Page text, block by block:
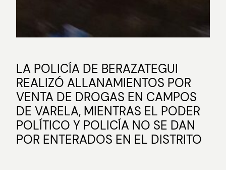
LA POLICÍA DE BERAZATEGUI
REALIZÓ ALLANAMIENTOS POR
VENTA DE DROGAS EN CAMPOS
DE VARELA, MIENTRAS EL PODER
POLÍTICO Y POLICÍA NO SE DAN
POR ENTERADOS EN EL DISTRITO